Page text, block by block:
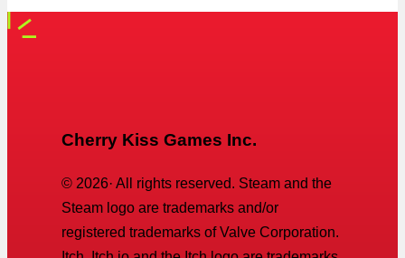
Cherry Kiss Games Inc.
© 2026· All rights reserved. Steam and the
Steam logo are trademarks and/or
registered trademarks of Valve Corporation.